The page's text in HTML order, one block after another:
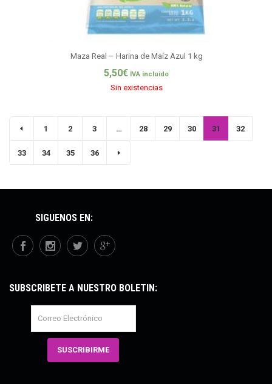
Maza Real – Harina de Maíz Azul 1 kg
5,50€ IVA incluido
Sin existencias
1 2 3 … 28 29 30 31 32
33 34 35 36
SÍGUENOS EN:
SUBSCRÍBETE A NUESTRO BOLETÍN: